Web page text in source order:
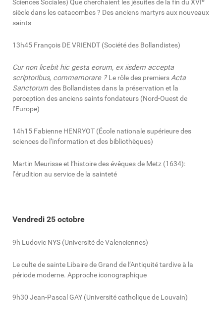
Sciences Sociales) Que cherchaient les jésuites de la fin du XVI
siècle dans les catacombes ? Des anciens martyrs aux nouveaux
saints
13h45 François DE VRIENDT (Société des Bollandistes)
Cur non licebit hic gesta eorum, ex iisdem accepta
scriptoribus, commemorare ?Le rôle des premiersActa
Sanctorum des Bollandistes dans la préservation et la
perception des anciens saints fondateurs (Nord-Ouest de
l’Europe)
14h15 Fabienne HENRYOT (École nationale supérieure des
sciences de l’information et des bibliothèques)
Martin Meurisse et l’histoire des évêques de Metz (1634):
l’érudition au service de la sainteté
Vendredi 25 octobre
9h Ludovic NYS (Université de Valenciennes)
Le culte de sainte Libaire de Grand de l’Antiquité tardive à la
période moderne. Approche iconographique
9h30 Jean-Pascal GAY (Université catholique de Louvain)